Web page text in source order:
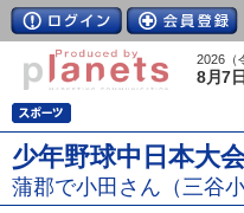
2026（
8月7
少年野球中日本大
蒲郡で小田さん（三谷